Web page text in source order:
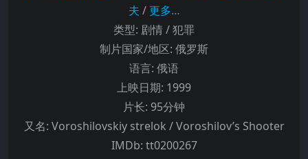
夫 /更多…
类型: 剧情 / 犯罪
制片国家/地区: 俄罗斯
语言: 俄语
上映日期: 1999
片长: 95分钟
又名: Voroshilovskiy strelok / Voroshilov’s Shooter
IMDb: tt0200267